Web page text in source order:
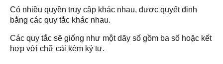
Có nhiều quyền truy cập khác nhau, được quyết định
bằng các quy tắc khác nhau.
Các quy tắc sẽ giống như một dãy số gồm ba số hoặc kết
hợp với chữ cái kèm ký tự.